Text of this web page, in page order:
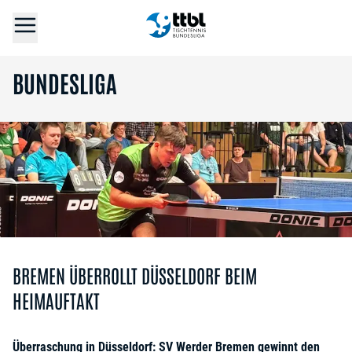
BUNDESLIGA
BREMEN ÜBERROLLT DÜSSELDORF BEIM
HEIMAUFTAKT
Überraschung in Düsseldorf: SV Werder Bremen gewinnt den